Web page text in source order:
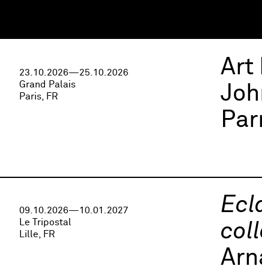
Art
23.10.2026—25.10.2026
Grand Palais
Paris, FR
09.10.2026—10.01.2027
Le Tripostal
Lille, FR